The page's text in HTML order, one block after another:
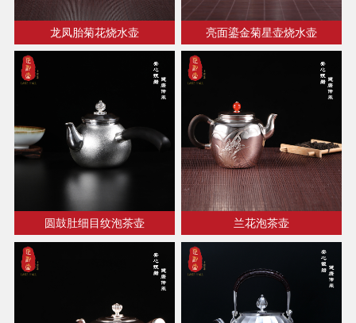
龙凤胎菊花烧水壶 亮面鎏金菊星壶烧水壶
圆鼓肚细目纹泡茶壶 兰花泡茶壶